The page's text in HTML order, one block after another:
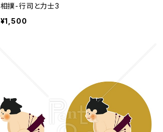
相撲-行司と力士3
¥1,500